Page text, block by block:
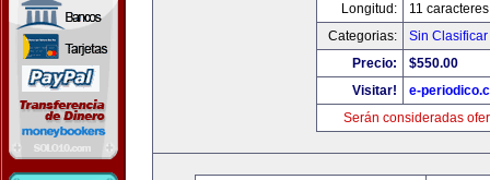
Longitud:
11 caracteres
Categorias:
Sin Clasificar
Precio:
$550.00
Visitar!
e-
Serán consideradas